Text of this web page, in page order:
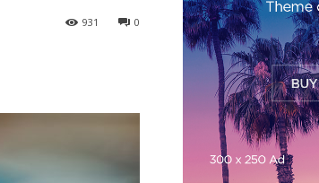
0
931